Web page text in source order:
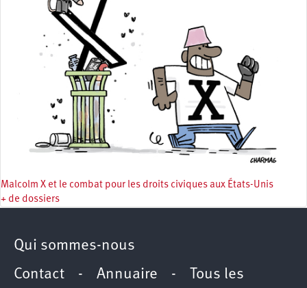
Malcolm X et le combat pour les droits civiques aux États-Unis
+ de dossiers
Qui sommes-nous
Contact - Annuaire -
Tous les